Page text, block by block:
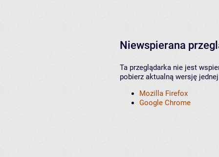
Niewspierana
Ta przeglądarka nie jest
pobierz aktualną wersję
Mozilla Firefox
Google Chrome